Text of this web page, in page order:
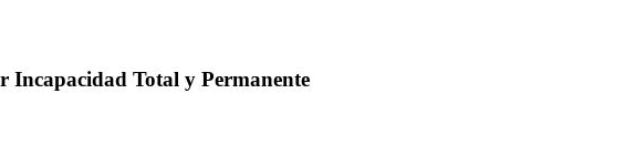
Incapacidad Total y Permanente